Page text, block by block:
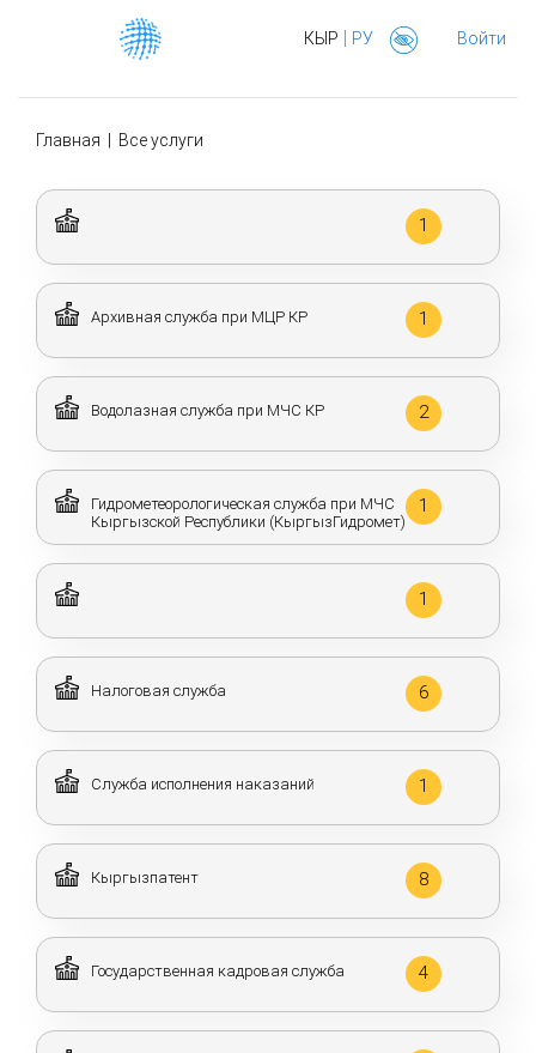
КЫР | РУ Войти
Главная Все услуги
1
Архивная служба при МЦР КР 1
Водолазная служба при МЧС КР 2
Гидрометеорологическая служба при МЧС
Кыргызской Республики (КыргызГидромет)
1
1
Налоговая служба 6
Служба исполнения наказаний 1
Кыргызпатент 8
Государственная кадровая служба 4